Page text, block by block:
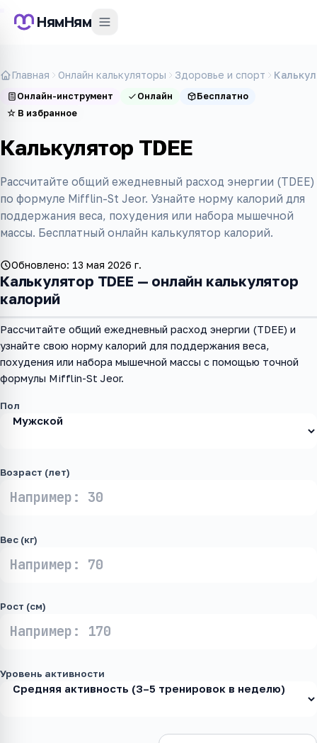
НямНям
Главная Онлайн калькуляторы Здоровье и спорт
Онлайн-инструмент Онлайн
Бесплатно
☆ В избранное
Калькулятор TDEE
Рассчитайте общий ежедневный расход энергии (TDEE)
по формуле Mifflin-St Jeor. Узнайте норму калорий для
поддержания веса, похудения или набора мышечной
массы. Бесплатный онлайн калькулятор калорий.
Обновлено: 13 мая 2026 г.
Калькулятор TDEE — онлайн калькулятор
калорий
Рассчитайте общий ежедневный расход энергии (TDEE) и
узнайте свою норму калорий для поддержания веса,
похудения или набора мышечной массы с помощью точной
формулы Mifflin-St Jeor.
Пол
Возраст (лет)
Вес (кг)
Рост (см)
Уровень активности